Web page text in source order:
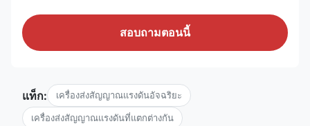
สอบถามตอนนี้
แท็ก: เครื่องส่งสัญญาณแรงดันอัจฉริยะ
เครื่องส่งสัญญาณแรงดันที่แตกต่างกัน